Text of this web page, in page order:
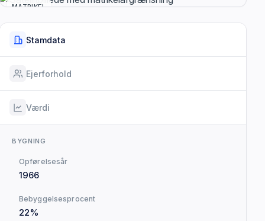
MATRIKEL
Stamdata
Ejerforhold
Værdi
BYGNING
Opførelsesår
1966
Bebyggelsesprocent
22%